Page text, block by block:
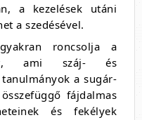
a kezelések utáni
a szedésével.
roncsolja a
ami száj- és
a sugár-
fájdalmas
és fekélyek